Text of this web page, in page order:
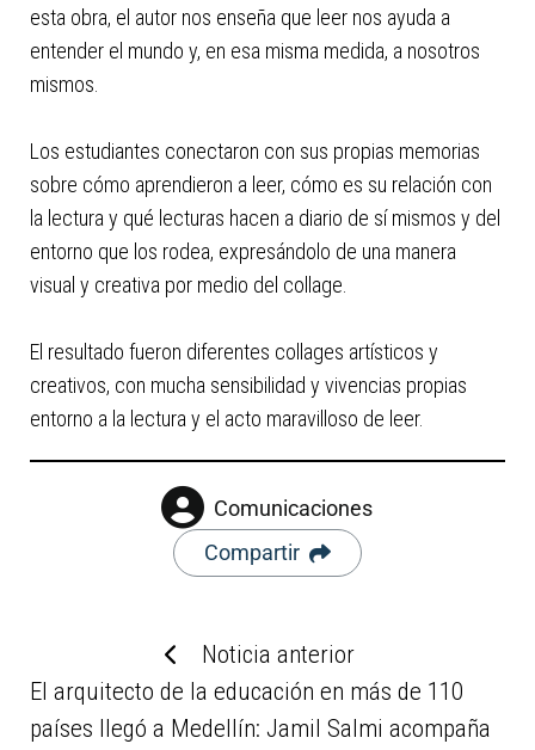
esta obra, el autor nos enseña que leer nos ayuda a
entender el mundo y, en esa misma medida, a nosotros
mismos.
Los estudiantes conectaron con sus propias memorias
sobre cómo aprendieron a leer, cómo es su relación con
la lectura y qué lecturas hacen a diario de sí mismos y del
entorno que los rodea, expresándolo de una manera
visual y creativa por medio del collage.
El resultado fueron diferentes collages artísticos y
creativos, con mucha sensibilidad y vivencias propias
entorno a la lectura y el acto maravilloso de leer.
Comunicaciones
Compartir
Noticia anterior
El arquitecto de la educación en más de 110
países llegó a Medellín: Jamil Salmi acompaña